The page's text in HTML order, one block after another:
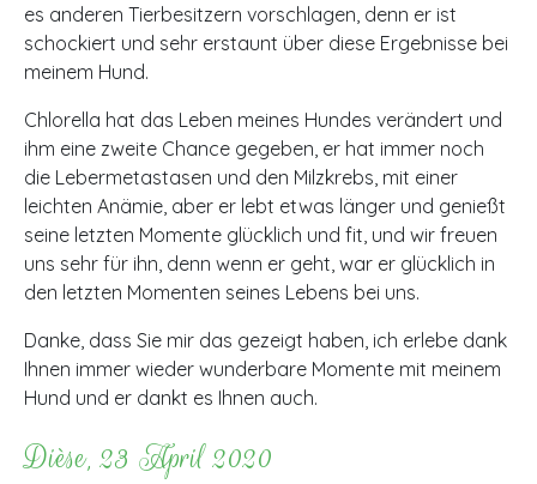
es anderen Tierbesitzern vorschlagen, denn er ist
schockiert und sehr erstaunt über diese Ergebnisse bei
meinem Hund.
Chlorella hat das Leben meines Hundes verändert und
ihm eine zweite Chance gegeben, er hat immer noch
die Lebermetastasen und den Milzkrebs, mit einer
leichten Anämie, aber er lebt etwas länger und genießt
seine letzten Momente glücklich und fit, und wir freuen
uns sehr für ihn, denn wenn er geht, war er glücklich in
den letzten Momenten seines Lebens bei uns.
Danke, dass Sie mir das gezeigt haben, ich erlebe dank
Ihnen immer wieder wunderbare Momente mit meinem
Hund und er dankt es Ihnen auch.
Dièse, 23 April 2020